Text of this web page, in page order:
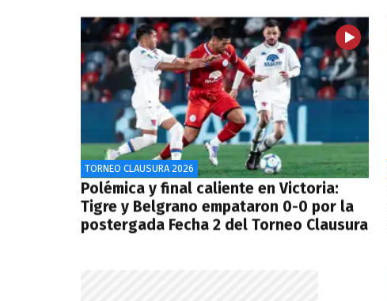
TORNEO CLAUSURA 2026
Polémica y final caliente en Victoria:
Tigre y Belgrano empataron 0-0 por la
postergada Fecha 2 del Torneo Clausura